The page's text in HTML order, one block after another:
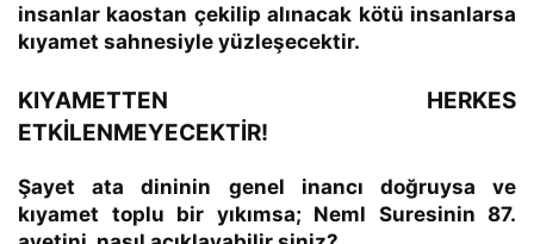
insanlar kaostan çekilip alınacak kötü insanlarsa
kıyamet sahnesiyle yüzleşecektir.
KIYAMETTEN HERKES
ETKİLENMEYECEKTİR!
Şayet ata dininin genel inancı doğruysa ve
kıyamet toplu bir yıkımsa; Neml Suresinin 87.